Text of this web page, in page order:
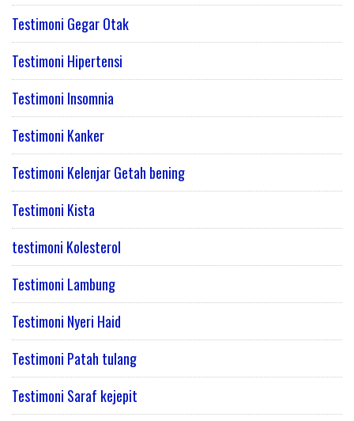
Testimoni Gegar Otak
Testimoni Hipertensi
Testimoni Insomnia
Testimoni Kanker
Testimoni Kelenjar Getah bening
Testimoni Kista
testimoni Kolesterol
Testimoni Lambung
Testimoni Nyeri Haid
Testimoni Patah tulang
Testimoni Saraf kejepit